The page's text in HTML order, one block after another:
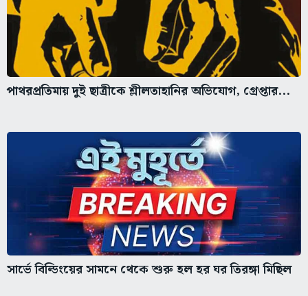
পাথরপ্রতিমায় দুই ছাত্রীকে শ্লীলতাহানির অভিযোগ, গ্রেপ্তার...
সার্ভে বিল্ডিংয়ের সামনে থেকে শুরু হল হর ঘর তিরঙ্গা মিছিল